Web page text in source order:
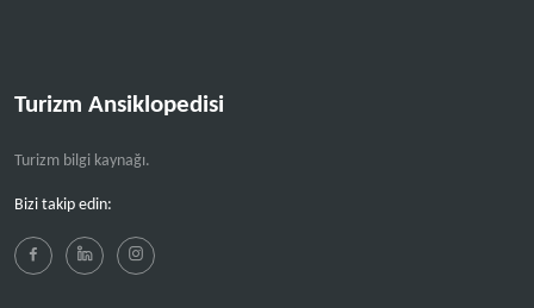
Turizm Ansiklopedisi
Turizm bilgi kaynağı.
Bizi takip edin: